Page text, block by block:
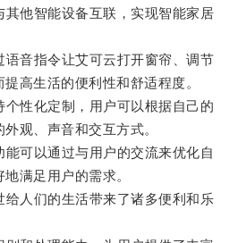
他智能设备互联，实现智能家居
音指令让艾可云打开窗帘、调节
高生活的便利性和舒适程度。
性化定制，用户可以根据自己的
观、声音和交互方式。
可以通过与用户的交流来优化自
满足用户的需求。
人们的生活带来了诸多便利和乐